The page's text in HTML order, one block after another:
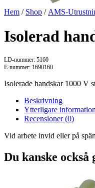
Hem / Shop / AMS-
Isolerad
LD-nummer: 5160
E-nummer: 1690160
Isolerade handskar 1000 V
Beskrivning
Ytterligare
Recensioner (0)
Vid arbete invid eller på
Du kanske